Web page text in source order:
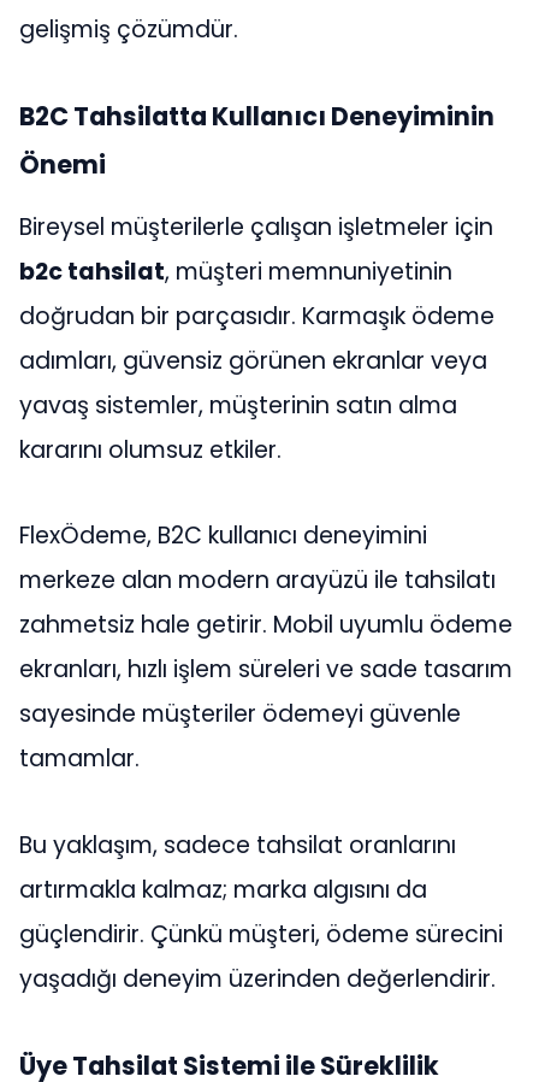
gelişmiş çözümdür.
B2C Tahsilatta Kullanıcı Deneyiminin
Önemi
Bireysel müşterilerle çalışan işletmeler için
b2c tahsilat, müşteri memnuniyetinin
doğrudan bir parçasıdır. Karmaşık ödeme
adımları, güvensiz görünen ekranlar veya
yavaş sistemler, müşterinin satın alma
kararını olumsuz etkiler.
FlexÖdeme, B2C kullanıcı deneyimini
merkeze alan modern arayüzü ile tahsilatı
zahmetsiz hale getirir. Mobil uyumlu ödeme
ekranları, hızlı işlem süreleri ve sade tasarım
sayesinde müşteriler ödemeyi güvenle
tamamlar.
Bu yaklaşım, sadece tahsilat oranlarını
artırmakla kalmaz; marka algısını da
güçlendirir. Çünkü müşteri, ödeme sürecini
yaşadığı deneyim üzerinden değerlendirir.
Üye Tahsilat Sistemi ile Süreklilik